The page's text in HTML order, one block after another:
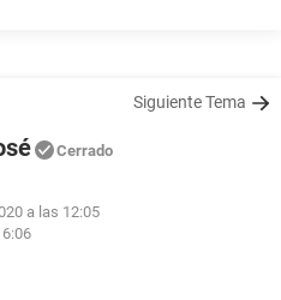
Siguiente Tema
Cerrado
a las 12:05